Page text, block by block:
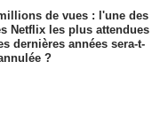
de vues : l'une des
Netflix les plus attendues
dernières années sera-t-
?